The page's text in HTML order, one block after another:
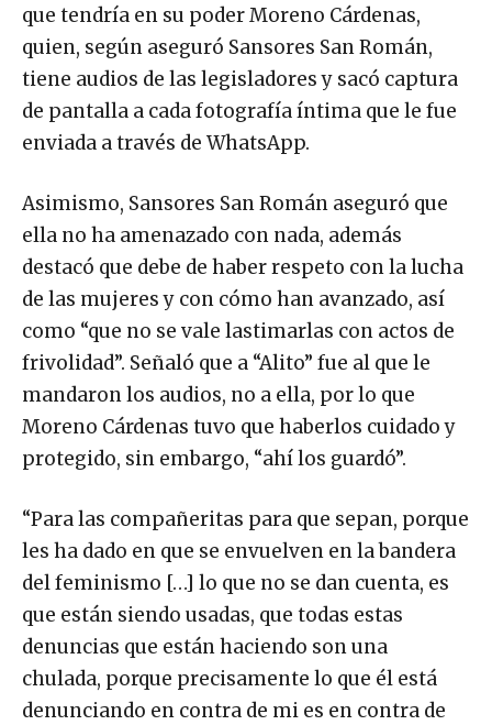
que tendría en su poder Moreno Cárdenas,
quien, según aseguró Sansores San Román,
tiene audios de las legisladores y sacó captura
de pantalla a cada fotografía íntima que le fue
enviada a través de WhatsApp.
Asimismo, Sansores San Román aseguró que
ella no ha amenazado con nada, además
destacó que debe de haber respeto con la lucha
de las mujeres y con cómo han avanzado, así
como “que no se vale lastimarlas con actos de
frivolidad”. Señaló que a “Alito” fue al que le
mandaron los audios, no a ella, por lo que
Moreno Cárdenas tuvo que haberlos cuidado y
protegido, sin embargo, “ahí los guardó”.
“Para las compañeritas para que sepan, porque
les ha dado en que se envuelven en la bandera
del feminismo […] lo que no se dan cuenta, es
que están siendo usadas, que todas estas
denuncias que están haciendo son una
chulada, porque precisamente lo que él está
denunciando en contra de mi es en contra de